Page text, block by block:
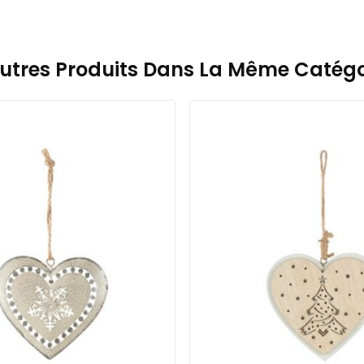
Produits Dans La Même